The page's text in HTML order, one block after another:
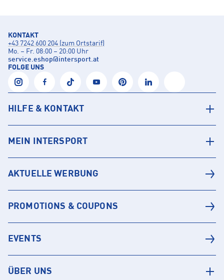
KONTAKT
+43 7242 600 204 (zum Ortstarif)
Mo. – Fr. 08:00 – 20:00 Uhr
service.eshop@intersport.at
FOLGE UNS
HILFE & KONTAKT
MEIN INTERSPORT
AKTUELLE WERBUNG
PROMOTIONS & COUPONS
EVENTS
ÜBER UNS